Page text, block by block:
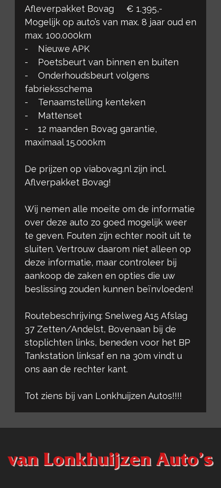
Afleverpakket Bovag € 1.395,-
Mogelijk op auto’s van max. 8 jaar oud en
max. 100.000km
- Nieuwe APK
- Poetsbeurt van binnen en buiten
- Onderhoudsbeurt volgens
fabrieksschema
- Tenaamstelling kenteken
- Mattenset
- 12 maanden Bovag garantie,
maximaal 15.000km
De prijzen op viabovag.nl zijn incl.
Aflverpakket Bovag!
Wij nemen alle moeite om de informatie
over deze auto zo goed mogelijk weer
te geven. Fouten zijn echter nooit uit te
sluiten. Vertrouw daarom niet alleen op
deze informatie, maar controleer bij
aankoop de zaken en opties die uw
beslissing zouden kunnen beïnvloeden!
Routebeschrijving: Snelweg A15 Afslag
37 Zetten/Andelst, Bovenaan bij de
stoplichten links, beneden voor het BP
Tankstation linksaf en na 30m vindt u
ons aan de rechter kant.
Tot ziens bij van Lonkhuijzen Autos!!!!